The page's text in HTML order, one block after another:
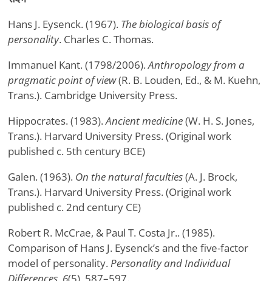
Hans J. Eysenck. (1967). The biological basis of
personality. Charles C. Thomas.
Immanuel Kant. (1798/2006).Anthropology from a
pragmatic point of view(R. B. Louden, Ed., & M. Kuehn,
Trans.). Cambridge University Press.
Hippocrates. (1983).Ancient medicine(W. H. S. Jones,
Trans.). Harvard University Press. (Original work
published c. 5th century BCE)
Galen. (1963). On the natural faculties(A. J. Brock,
Trans.). Harvard University Press. (Original work
published c. 2nd century CE)
Robert R. McCrae, & Paul T. Costa Jr.. (1985).
Comparison of Hans J. Eysenck’s and the five-factor
model of personality. Personality and Individual